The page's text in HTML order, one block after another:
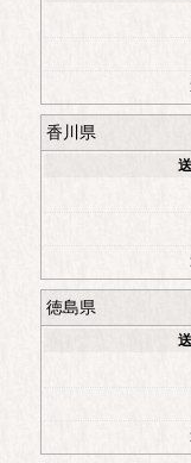
香川県
徳島県